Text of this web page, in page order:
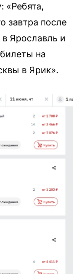
«Ребята,
завтра после
Ярославль и
на
в Ярик».